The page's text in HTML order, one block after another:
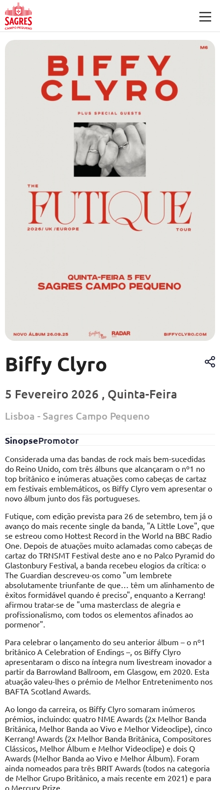
Saltar para o conteúdo principal
Biffy Clyro
5 Fevereiro 2026 , Quinta-Feira
Lisboa - Sagres Campo Pequeno
SinopsePromotor
Considerada uma das bandas de rock mais bem-sucedidas
do Reino Unido, com três álbuns que alcançaram o nº1 no
top britânico e inúmeras atuações como cabeças de cartaz
em festivais emblemáticos, os Biffy Clyro vem apresentar o
novo álbum junto dos fãs portugueses.
Futique, com edição prevista para 26 de setembro, tem já o
avanço do mais recente single da banda, "A Little Love", que
se estreou como Hottest Record in the World na BBC Radio
One. Depois de atuações muito aclamadas como cabeças de
cartaz do TRNSMT Festival deste ano e no Palco Pyramid do
Glastonbury Festival, a banda recebeu elogios da crítica: o
The Guardian descreveu-os como "um lembrete
absolutamente triunfante de que… têm um alinhamento de
êxitos formidável quando é preciso", enquanto a Kerrang!
afirmou tratar-se de "uma masterclass de alegria e
profissionalismo, com todos os elementos afinados ao
pormenor".
Para celebrar o lançamento do seu anterior álbum – o nº1
britânico A Celebration of Endings –, os Biffy Clyro
apresentaram o disco na íntegra num livestream inovador a
partir da Barrowland Ballroom, em Glasgow, em 2020. Esta
atuação valeu-lhes o prémio de Melhor Entretenimento nos
BAFTA Scotland Awards.
Ao longo da carreira, os Biffy Clyro somaram inúmeros
prémios, incluindo: quatro NME Awards (2x Melhor Banda
Britânica, Melhor Banda ao Vivo e Melhor Videoclipe), cinco
Kerrang! Awards (2x Melhor Banda Britânica, Compositores
Clássicos, Melhor Álbum e Melhor Videoclipe) e dois Q
Awards (Melhor Banda ao Vivo e Melhor Álbum). Foram
ainda nomeados para três BRIT Awards (todos na categoria
de Melhor Grupo Britânico, a mais recente em 2021) e para
o Mercury Prize.